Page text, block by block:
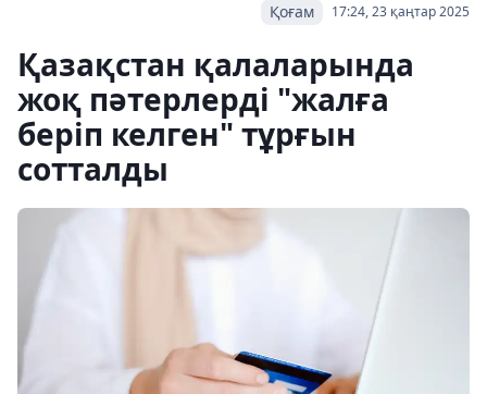
17:24, 23 қаңтар 2025
Қоғам
Қазақстан қалаларында
жоқ пәтерлерді "жалға
беріп келген" тұрғын
сотталды